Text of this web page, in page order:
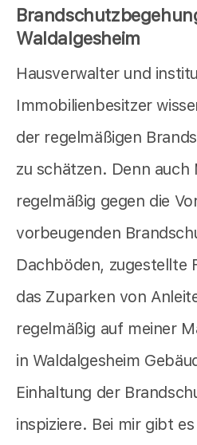
Waldalgesheim
Hausverwalter und
Immobilienbesitzer
der regelmäßigen
zu schätzen. Denn
regelmäßig gegen die
vorbeugenden
Dachböden, zugestellte
das Zuparken von
regelmäßig auf meiner
in Waldalgesheim
Einhaltung der
inspiziere. Bei mir gibt